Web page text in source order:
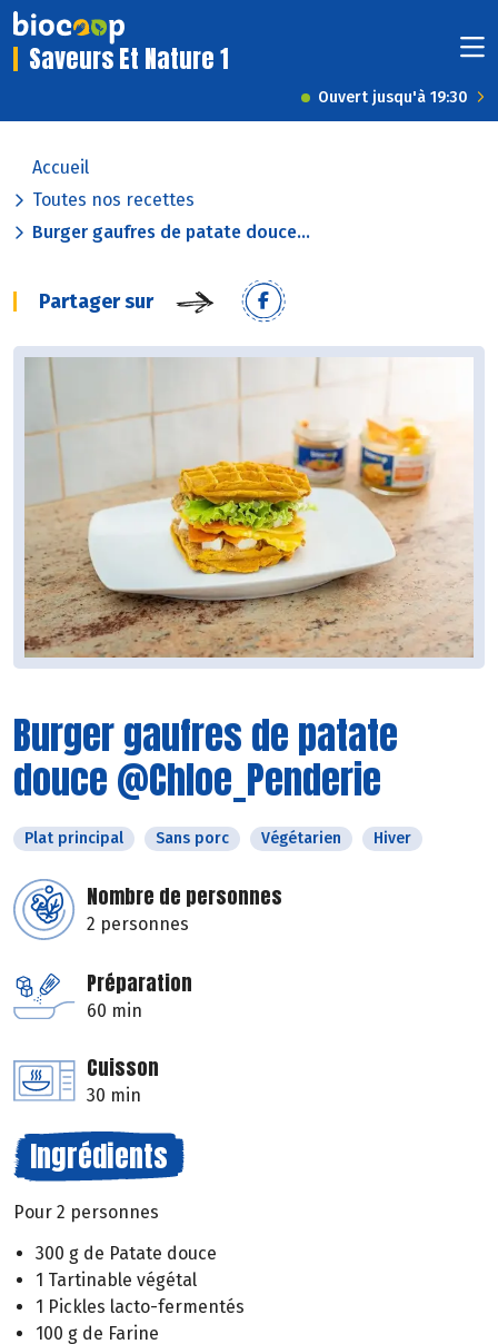
Saveurs Et Nature 1
Ouvert jusqu'à 19:30
Accueil
Toutes nos recettes
Burger gaufres de patate douce...
Partager sur
Burger gaufres de patate
douce @Chloe_Penderie
Plat principal Sans porc Végétarien Hiver
Nombre de personnes
2 personnes
Préparation
60 min
Cuisson
30 min
Ingrédients
Pour 2 personnes
300 g de Patate douce
1 Tartinable végétal
1 Pickles lacto-fermentés
100 g de Farine